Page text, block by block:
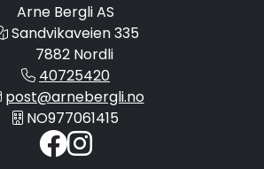
Arne Bergli AS
Sandvikaveien 335
7882 Nordli
40725420
post@arnebergli.no
NO977061415